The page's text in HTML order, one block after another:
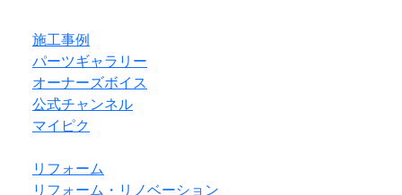
施工事例
パーツギャラリー
オーナーズボイス
公式チャンネル
マイピク
リフォーム
リフォーム・リノベーション